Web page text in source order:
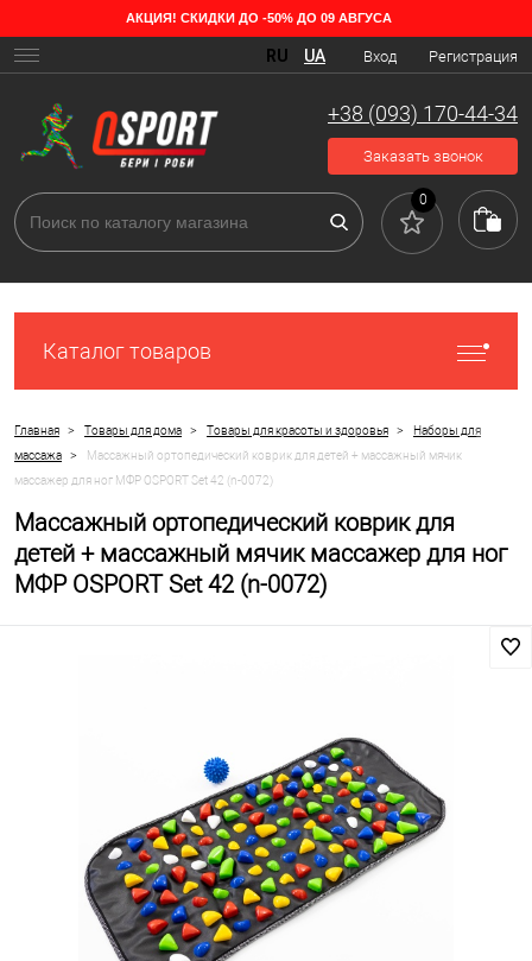
АКЦИЯ! СКИДКИ ДО -50% ДО 09 АВГУСА
Вход Регистрация
RU UA
+38 (093) 170-44-34
Заказать звонок
0
Каталог товаров
Главная > Товары для дома > Товары для красоты и здоровья >
Наборы для
массажа
>
Массажный ортопедический коврик для детей + массажный мячик
массажер для ног МФР OSPORT Set 42 (n-0072)
Массажный ортопедический коврик для
детей + массажный мячик массажер для ног
МФР OSPORT Set 42 (n-0072)